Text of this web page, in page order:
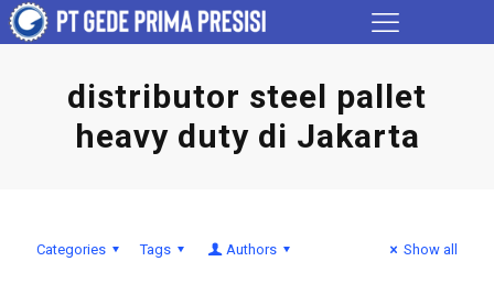
distributor steel pallet
heavy duty di Jakarta
Categories Tags Authors Show all